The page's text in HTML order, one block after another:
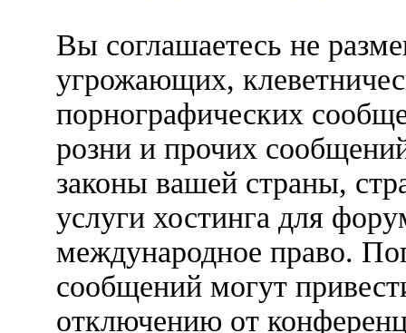
Вы соглашаетесь не
угрожающих,
порнографических
розни и прочих
законы вашей страны,
услуги хостинга для
международное право.
сообщений могут
отключению от